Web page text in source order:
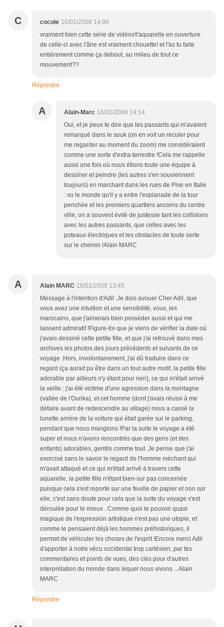
C cocole 16/01/2008 14:00
vraiment bien cette série de vidéos!l'aquarelle en ouverture
de celle-ci avec l'âne est vraiment chouette! et l'as tu faite
entièrement comme ça debout, au milieu de tout ce
mouvement??
Répondre
A Alain-Marc 16/01/2008 14:14
Oui, et je peux te dire que les passants qui m'avaient
remarqué dans le souk (on en voit un reculer pour
me regarder au moment du zoom) me considéraient
comme une sorte d'extra-terrestre !Cela me rappelle
aussi une fois où nous étions toute une équipe à
dessiner et peindre (les autres s'en souviennent
toujours) en marchant dans les rues de Pise en Italie
: vu le monde qu'il y a entre l'esplanade de la tour
penchée et les premiers quartiers anciens du centre
ville, on a souvent évité de justesse tant les collisions
avec les autres passants, que celles avec les
poteaux électriques et les obstacles de toute sorte
sur le chemin !Alain MARC
A Alain MARC 16/01/2008 13:45
Message à l'intention d'Adil :Je dois avouer Cher Adil, que
vous avez une intuition et une sensibilité, vous, les
marocains, que j'aimerais bien posséder aussi et qui me
laissent admiratif !Figure-toi que je viens de vérifier la date où
j'avais dessiné cette petite fille, et que j'ai retrouvé dans mes
archives les photos des jours précédents et suivants de ce
voyage .Hors, involontairement, j'ai dû traduire dans ce
regard (ça aurait pu être dans un tout autre motif, la petite fille
adorable par ailleurs n'y étant pour rien), ce qui m'était arrivé
la veille : j'ai été victime d'une agression dans la montagne
(vallée de l'Ourika), et cet homme (dont j'avais réussi à me
défaire avant de redescendre au village) nous a cassé la
lunette arrière de la voiture qui était garée sur le parking,
pendant que nous mangions !Par la suite le voyage a été
super et nous n'avons rencontrés que des gens (et des
enfants) adorables, gentils comme tout .Je pense que j'ai
exorcisé sans le savoir le regard de l'homme méchant qui
m'avait attaqué et ce qui m'était arrivé à travers cette
aquarelle, la petite fille n'étant bien-sur pas concernée
puisque cela s'est reporté sur une feuille de papier et non sur
elle, c'est sans doute pour cela que la suite du voyage s'est
déroulée pour le mieux . Comme quoi le pouvoir quasi
magique de l'expression artistique n'est pas une utopie, et
comme le pensaient déjà les hommes préhistoriques, il
permet de véhiculer les choses de l'esprit !Encore merci Adil
d'apporter à notre vécu occidental trop cartésien, par tes
commentaires et points de vues, des clés pour d'autres
interprétation du monde dans lequel nous vivons ...Alain
MARC
Répondre